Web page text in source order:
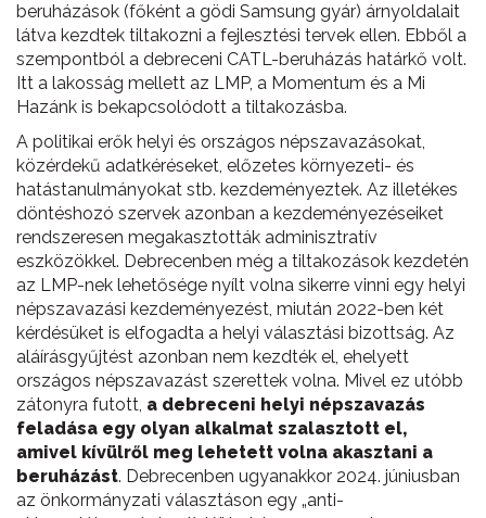
beruházások (főként a gödi Samsung gyár) árnyoldalait
látva kezdtek tiltakozni a fejlesztési tervek ellen. Ebből a
szempontból a debreceni CATL-beruházás határkő volt.
Itt a lakosság mellett az LMP, a Momentum és a Mi
Hazánk is bekapcsolódott a tiltakozásba.
A politikai erők helyi és országos népszavazásokat,
közérdekű adatkéréseket, előzetes környezeti- és
hatástanulmányokat stb. kezdeményeztek. Az illetékes
döntéshozó szervek azonban a kezdeményezéseiket
rendszeresen megakasztották adminisztratív
eszközökkel. Debrecenben még a tiltakozások kezdetén
az LMP-nek lehetősége nyílt volna sikerre vinni egy helyi
népszavazási kezdeményezést, miután 2022-ben két
kérdésüket is elfogadta a helyi választási bizottság. Az
aláírásgyűjtést azonban nem kezdték el, ehelyett
országos népszavazást szerettek volna. Mivel ez utóbb
zátonyra futott, a debreceni helyi népszavazás
feladása egy olyan alkalmat szalasztott el,
amivel kívülről meg lehetett volna akasztani a
beruházást. Debrecenben ugyanakkor 2024. júniusban
az önkormányzati választáson egy „anti-